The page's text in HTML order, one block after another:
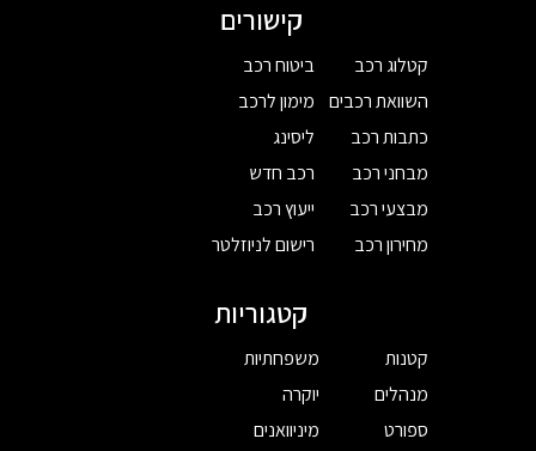
קישורים
קטלוג רכב
השוואת רכבים
כתבות רכב
מבחני רכב
מבצעי רכב
מחירון רכב
ביטוח רכב
מימון לרכב
ליסינג
רכב חדש
ייעוץ רכב
רישום לניוזלטר
קטגוריות
קטנות
מנהלים
ספורט
משפחתיות
יוקרה
מיניוואנים